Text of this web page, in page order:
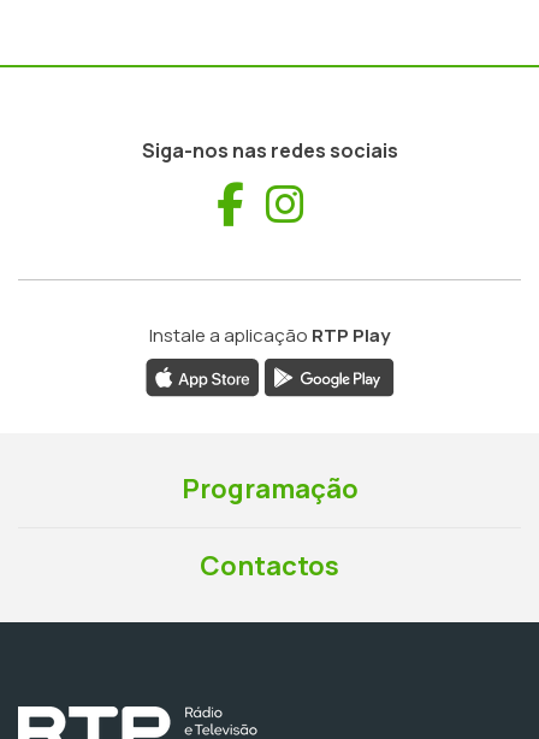
Siga-nos nas redes sociais
Facebook
Instale a aplicação RTP Play
Programação
Contactos